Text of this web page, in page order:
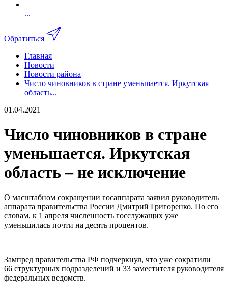
...
Обратиться
Главная
Новости
Новости района
Число чиновников в стране уменьшается. Иркутская
область...
01.04.2021
Число чиновников в стране
уменьшается. Иркутская
область – не исключение
О масштабном сокращении госаппарата заявил руководитель
аппарата правительства России Дмитрий Григоренко. По его
словам, к 1 апреля численность госслужащих уже
уменьшилась почти на десять процентов.
Зампред правительства РФ подчеркнул, что уже сократили
66 структурных подразделений и 33 заместителя руководителя
федеральных ведомств.